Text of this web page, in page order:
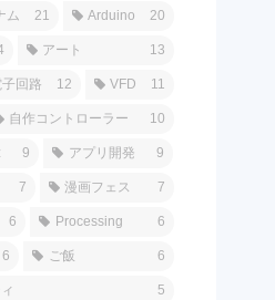
ム 21 Arduino 20
アート 13
子回路 12 VFD 11
自作コントローラー 10
9 アプリ開発 9
7 漫画フェス 7
6 Processing 6
6 ご飯 6
5